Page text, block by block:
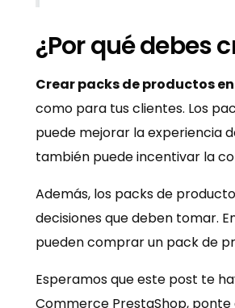
¿Por qué debes
Crear packs de productos
como para tus clientes. Los
puede mejorar la experiencia
también puede incentivar la
Además, los packs de
decisiones que deben tomar.
pueden comprar un pack de
Esperamos que este post te
Commerce PrestaShop,